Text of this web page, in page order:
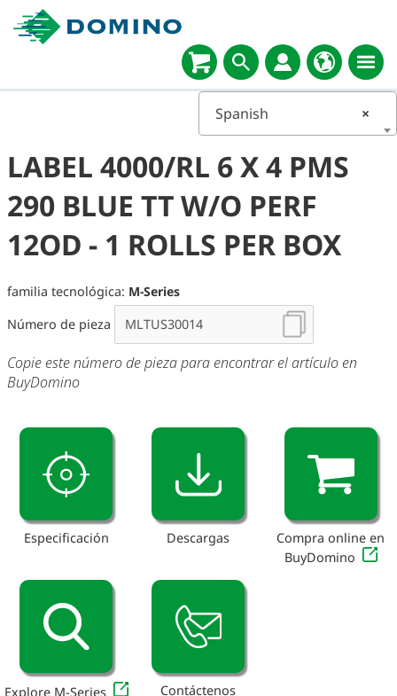
×
Spanish
LABEL 4000/RL 6 X 4 PMS
290 BLUE TT W/O PERF
12OD - 1 ROLLS PER BOX
familia tecnológica: M-Series
Número de pieza
Copie este número de pieza para encontrar el artículo en
BuyDomino
Especificación Descargas
Compra online en
BuyDomino
Explore M-Series Contáctenos